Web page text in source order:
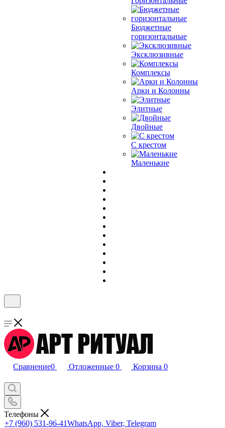
Бюджетные
горизонтальные
Эксклюзивные
Комплексы
Арки и Колонны
Элитные
Двойные
С крестом
Маленькие
Сравнение0 Отложенные 0 Корзина 0
Телефоны
+7 (960) 531-96-41WhatsApp, Viber, Telegram